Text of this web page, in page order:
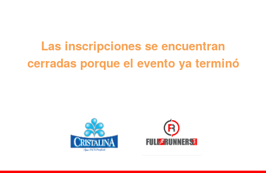
Las inscripciones se encuentran
cerradas porque el evento ya terminó